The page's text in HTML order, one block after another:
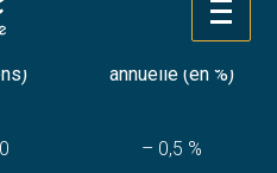
annuelle (en %)
– 0,5 %